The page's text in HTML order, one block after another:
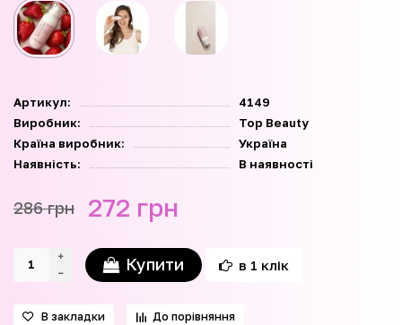
Артикул:
4149
Виробник:
Top Beauty
Країна виробник:
Україна
Наявність:
В наявності
286 грн 272 грн
Купити в 1 клік
В закладки До порівняння